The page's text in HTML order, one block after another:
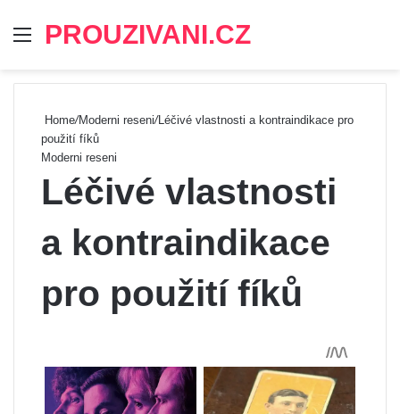
Menu
PROUZIVANI.CZ
Home/Moderni reseni/Léčivé vlastnosti a kontraindikace pro
použití fíků
Moderni reseni
Léčivé vlastnosti
a kontraindikace
pro použití fíků